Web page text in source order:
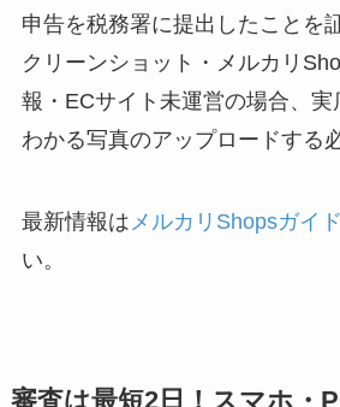
申告を税務署に提出したことを
クリーンショット・メルカリ
報・ECサイト未運営の場合、
わかる写真のアップロードする
最新情報は メルカリShopsガイド
い。
審査は最短2日！スマホ・